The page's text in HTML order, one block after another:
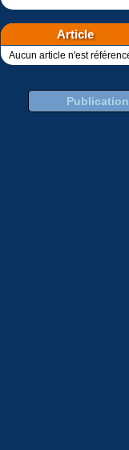
Article
Aucun article n'est